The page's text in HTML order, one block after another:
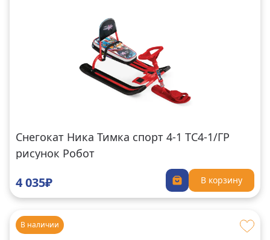
Снегокат Ника Тимка спорт 4-1 ТС4-1/ГР
рисунок Робот
4 035₽ В корзину
В наличии